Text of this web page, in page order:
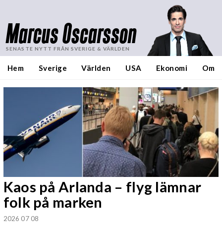
Marcus Oscarsson
SENASTE NYTT FRÅN SVERIGE & VÄRLDEN
Hem Sverige Världen USA Ekonomi Om
Kaos på Arlanda – flyg lämnar
folk på marken
2026 07 08